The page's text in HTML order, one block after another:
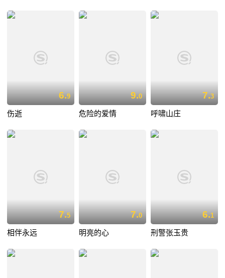
6.9
伤逝
9.0
危险的爱情
7.3
呼啸山庄
7.5
相伴永远
7.0
明亮的心
6.1
刑警张玉贵